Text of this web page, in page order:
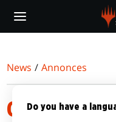
main
News /Annonces
OÙ JOUER À
Do you have a